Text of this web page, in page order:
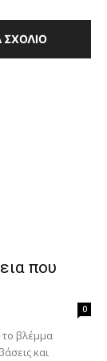
ΣΧΌΛΙΟ
που
0
το βλέμμα
και